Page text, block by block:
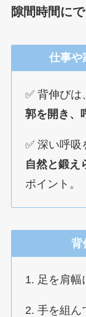
隙間時間に
仕事や
✅ 背伸びは
郭を開き、
✅ 深い呼吸
自然と鍛え
ポイント。
背
1. 足を肩幅
2. 手を組ん